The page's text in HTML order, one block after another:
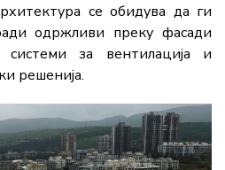
се обидува да ги
одржливи преку фасади
за вентилација и
решенија.